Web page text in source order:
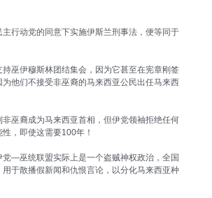
行动党的同意下实施伊斯兰刑事法，便等同于
巫伊穆斯林团结集会，因为它甚至在宪章刚签
他们不接受非巫裔的马来西亚公民出任马来西
巫裔成为马来西亚首相，但伊党领袖拒绝任何
，即使这需要100年！
—巫统联盟实际上是一个盗贼神权政治，全国
于散播假新闻和仇恨言论，以分化马来西亚种